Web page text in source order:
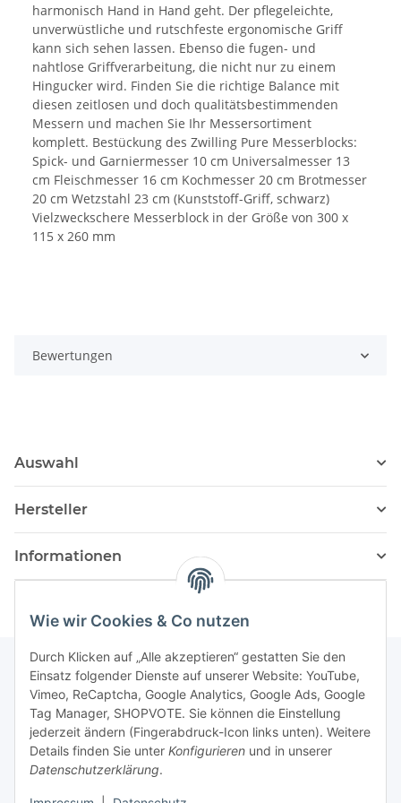
Wie wir Cookies & Co nutzen
Durch Klicken auf „Alle akzeptieren“ gestatten Sie den
Einsatz folgender Dienste auf unserer Website: YouTube,
Vimeo, ReCaptcha, Google Analytics, Google Ads, Google
Tag Manager, SHOPVOTE. Sie können die Einstellung
jederzeit ändern (Fingerabdruck-Icon links unten). Weitere
Details finden Sie unter Konfigurieren und in unserer
Datenschutzerklärung.
harmonisch Hand in Hand geht. Der pflegeleichte,
unverwüstliche und rutschfeste ergonomische Griff
kann sich sehen lassen. Ebenso die fugen- und
nahtlose Griffverarbeitung, die nicht nur zu einem
Hingucker wird. Finden Sie die richtige Balance mit
diesen zeitlosen und doch qualitätsbestimmenden
Messern und machen Sie Ihr Messersortiment
komplett. Bestückung des Zwilling Pure Messerblocks:
Spick- und Garniermesser 10 cm Universalmesser 13
cm Fleischmesser 16 cm Kochmesser 20 cm Brotmesser
20 cm Wetzstahl 23 cm (Kunststoff-Griff, schwarz)
Vielzweckschere Messerblock in der Größe von 300 x
115 x 260 mm
Bewertungen
Auswahl
Hersteller
Informationen
Newsletter Abonnieren
Bitte senden Sie mir entsprechend Ihrer
Datenschutzerklärung
regelmäßig und jederzeit widerruflich
Informationen zu Ihrem Produktsortiment per E-Mail zu.